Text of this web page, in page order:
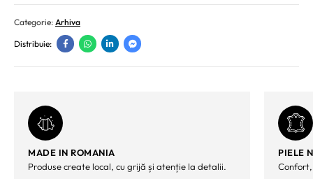
Categorie: Arhiva
Distribuie:
MADE IN ROMANIA
Produse create local, cu grijă și atenție la detalii.
PIELE